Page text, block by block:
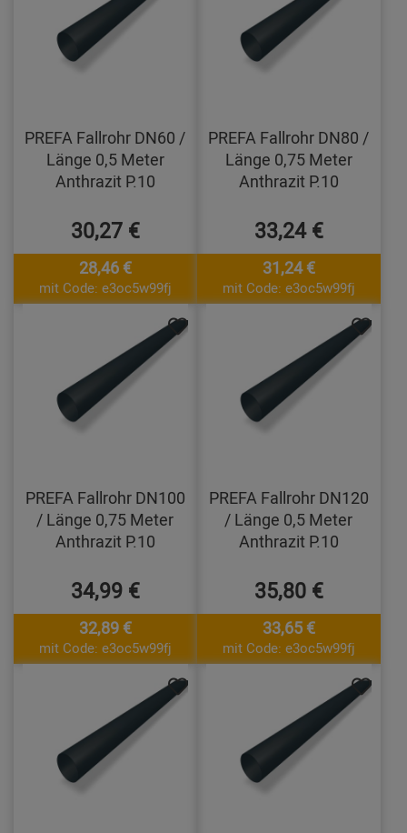
PREFA Fallrohr DN60 /
Länge 0,5 Meter
Anthrazit P.10
30,27 €
28,46 €
mit Code: e3oc5w99fj
PREFA Fallrohr DN80 /
Länge 0,75 Meter
Anthrazit P.10
33,24 €
31,24 €
mit Code: e3oc5w99fj
PREFA Fallrohr DN100
/ Länge 0,75 Meter
Anthrazit P.10
34,99 €
32,89 €
mit Code: e3oc5w99fj
PREFA Fallrohr DN120
/ Länge 0,5 Meter
Anthrazit P.10
35,80 €
33,65 €
mit Code: e3oc5w99fj